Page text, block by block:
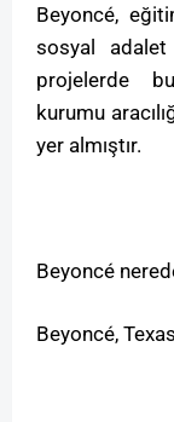
Beyoncé,
sosyal
projelerde
kurumu
yer almıştır.
Beyoncé
Beyoncé,